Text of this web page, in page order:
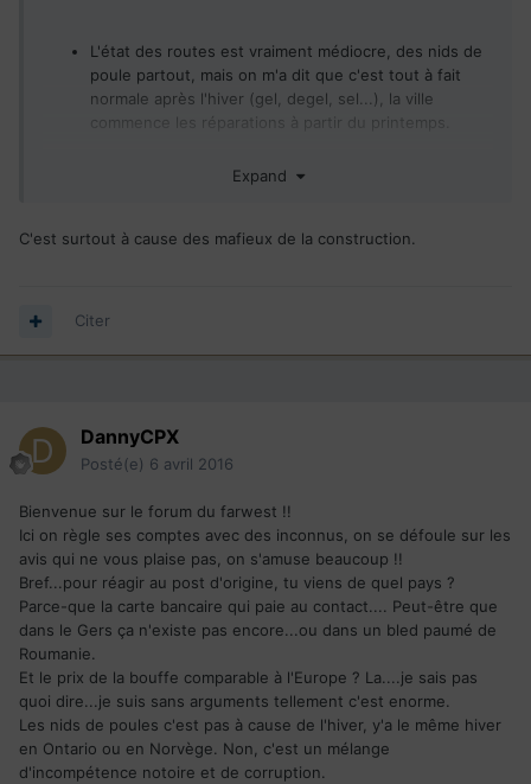
L'état des routes est vraiment médiocre, des nids de
poule partout, mais on m'a dit que c'est tout à fait
normale après l'hiver (gel, degel, sel...), la ville
commence les réparations à partir du printemps.
Expand
C'est surtout à cause des mafieux de la construction.
Citer
DannyCPX
Posté(e) 6 avril 2016
Bienvenue sur le forum du farwest !!
Ici on règle ses comptes avec des inconnus, on se défoule sur les
avis qui ne vous plaise pas, on s'amuse beaucoup !!
Bref...pour réagir au post d'origine, tu viens de quel pays ?
Parce-que la carte bancaire qui paie au contact.... Peut-être que
dans le Gers ça n'existe pas encore...ou dans un bled paumé de
Roumanie.
Et le prix de la bouffe comparable à l'Europe ? La....je sais pas
quoi dire...je suis sans arguments tellement c'est enorme.
Les nids de poules c'est pas à cause de l'hiver, y'a le même hiver
en Ontario ou en Norvège. Non, c'est un mélange
d'incompétence notoire et de corruption.